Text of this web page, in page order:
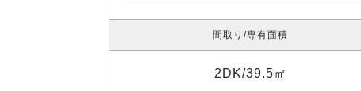
間取り 専有面積
2DK 39.5㎡